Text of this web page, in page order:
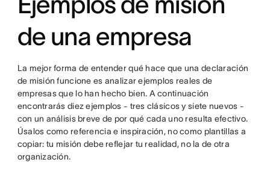
de una empresa
La mejor forma de entender qué hace que una declaración
de misión funcione es analizar ejemplos reales de
empresas que lo han hecho bien. A continuación
encontrarás diez ejemplos - tres clásicos y siete nuevos -
con un análisis breve de por qué cada uno resulta efectivo.
Úsalos como referencia e inspiración, no como plantillas a
copiar: tu misión debe reflejar tu realidad, no la de otra
organización.